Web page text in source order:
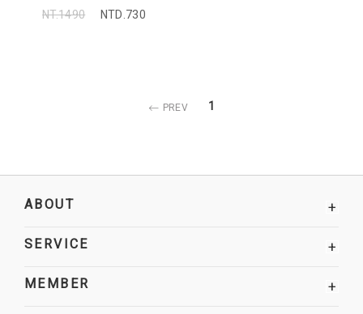
NT.1490
NTD.730
PREV 1
ABOUT +
SERVICE +
MEMBER +